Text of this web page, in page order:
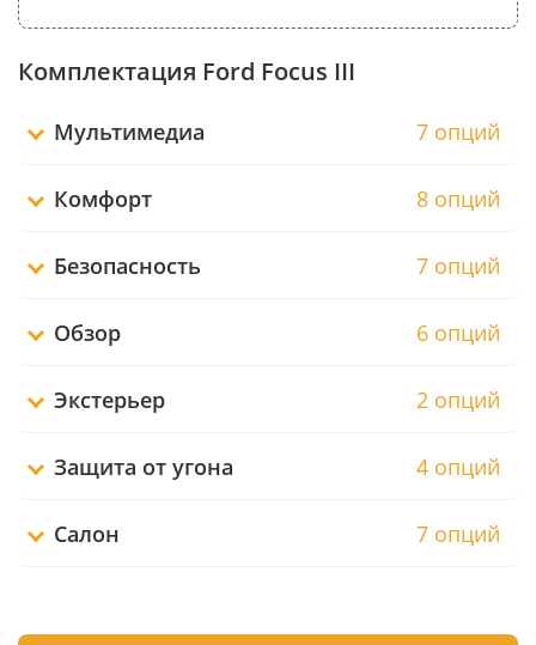
Комплектация Ford Focus III
Мультимедиа 7 опций
Комфорт 8 опций
Безопасность 7 опций
Обзор 6 опций
Экстерьер 2 опций
Защита от угона 4 опций
Салон 7 опций